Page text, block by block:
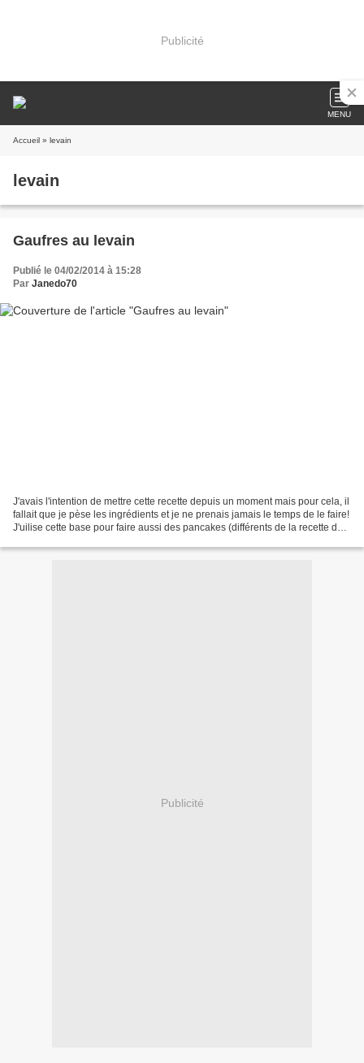
Publicité
MENU
Accueil » levain
levain
Gaufres au levain
Publié le 04/02/2014 à 15:28
Par Janedo70
J'avais l'intention de mettre cette recette depuis un moment mais pour cela, il
fallait que je pèse les ingrédients et je ne prenais jamais le temps de le faire!
J'uilise cette base pour faire aussi des pancakes (différents de la recette déjà
Publicité